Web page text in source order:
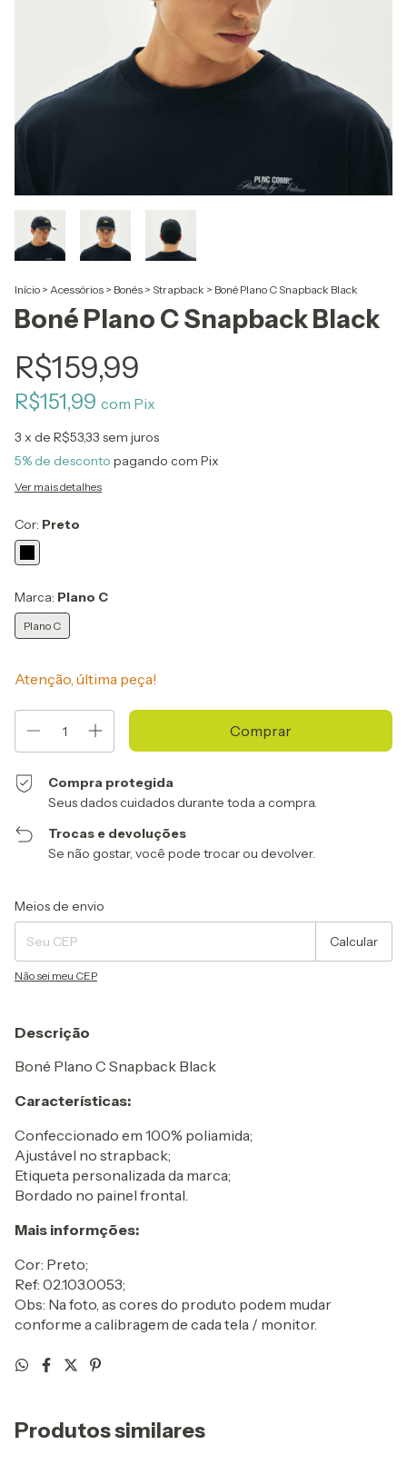
Início > Acessórios > Bonés > Strapback > Boné Plano C Snapback Black
Boné Plano C Snapback Black
R$159,99
R$151,99 com Pix
3 x de R$53,33 sem juros
5% de desconto pagando com Pix
Ver mais detalhes
Cor: Preto
Marca: Plano C
Plano C
Atenção, última peça!
Compra protegida
Seus dados cuidados durante toda a compra.
Trocas e devoluções
Se não gostar, você pode trocar ou devolver.
Entregas para o CEP:
Meios de envio
Calcular
Não sei meu CEP
Descrição
Boné Plano C Snapback Black
Características:
Confeccionado em 100% poliamida;
Ajustável no strapback;
Etiqueta personalizada da marca;
Bordado no painel frontal.
Mais informções:
Cor: Preto;
Ref: 02.103.0053;
Obs: Na foto, as cores do produto podem mudar
conforme a calibragem de cada tela / monitor.
Produtos similares